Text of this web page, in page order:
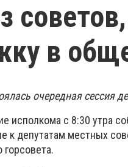
в
очередная сессия
исполкома с 8:30 утра
к депутатам местных